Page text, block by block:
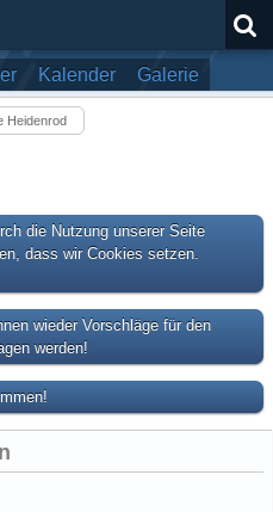
Kalender Galerie
Heidenrod
die Nutzung unserer Seite
dass wir Cookies setzen.
wieder Vorschläge für den
werden!